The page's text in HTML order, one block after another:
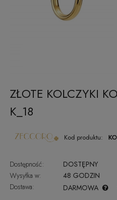
ZŁOTE KOLCZYKI
K_18
Kod produktu:
Dostępność:
DOSTĘPNY
Wysyłka w:
48 GODZIN
Dostawa:
DARMOWA